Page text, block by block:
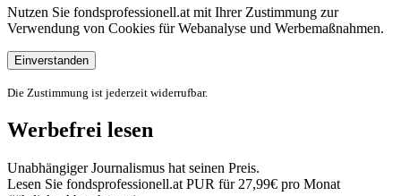
Nutzen Sie fondsprofessionell.at mit Ihrer Zustimmung zur
Verwendung von Cookies für Webanalyse und Werbemaßnahmen.
Einverstanden
Die Zustimmung ist jederzeit widerrufbar.
Werbefrei lesen
Unabhängiger Journalismus hat seinen Preis.
Lesen Sie fondsprofessionell.at PUR für 27,99€ pro Monat